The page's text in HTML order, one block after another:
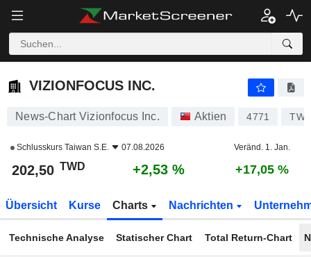
VIZIONFOCUS INC.
VIZIONFOCUS INC.
News-Chart Vizionfocus Inc. Aktien 4771
Schlusskurs Taiwan S.E. 07.08.2026 Veränd. 1. Jan.
202,50 TWD +2,53 % +17,05 %
Übersicht Kurse Charts Nachrichten
Technische Analyse Statischer Chart Total Return-Chart